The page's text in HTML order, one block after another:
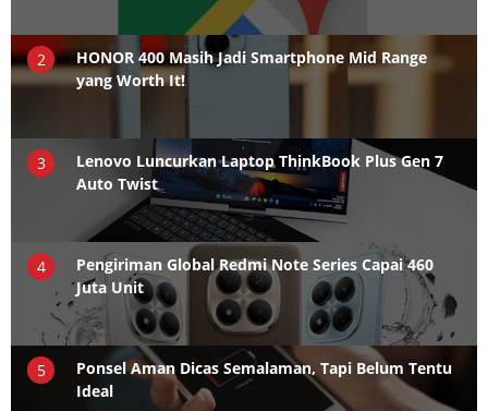
2
HONOR 400 Masih Jadi Smartphone Mid Range
yang Worth It!
3
Lenovo Luncurkan Laptop ThinkBook Plus Gen 7
Auto Twist
4
Pengiriman Global Redmi Note Series Capai 460
Juta Unit
5
Ponsel Aman Dicas Semalaman, Tapi Belum Tentu
Ideal